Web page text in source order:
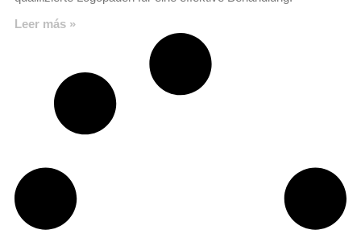
Leer más »